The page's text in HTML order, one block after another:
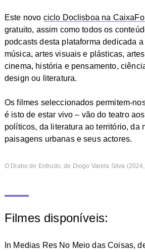
Este novo ciclo Doclisboa na
gratuito, assim como todos os
podcasts desta plataforma dedicada
música, artes visuais e plásticas,
cinema, história e pensamento,
design ou literatura.
Os filmes seleccionados permitem-
é isto de estar vivo – vão do teatro
políticos, da literatura ao território, da
paisagens urbanas e seus actores.
O Diabo do Entrudo, de Diogo Varela Silva (2024,
Filmes disponíveis:
In Medias Res No Meio das Coisas,